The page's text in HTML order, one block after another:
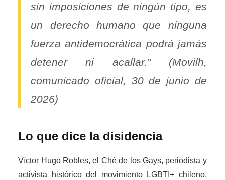
sin imposiciones de ningún tipo, es
un derecho humano que ninguna
fuerza antidemocrática podrá jamás
detener ni acallar.” (Movilh,
comunicado oficial, 30 de junio de
2026)
Lo que dice la disidencia
Víctor Hugo Robles, el Ché de los Gays, periodista y
activista histórico del movimiento LGBTI+ chileno,